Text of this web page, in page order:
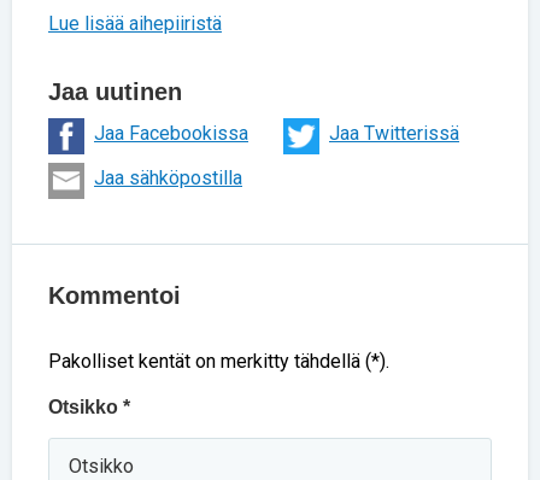
Lue lisää aihepiiristä
Jaa uutinen
Jaa Facebookissa
Jaa Twitterissä
Jaa sähköpostilla
Kommentoi
Pakolliset kentät on merkitty tähdellä (*).
Otsikko *